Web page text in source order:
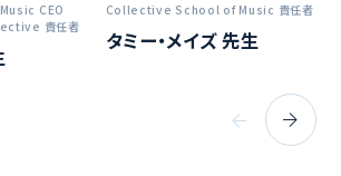
CEO
責任者
Collective School of Music 責任者
タミー・メイズ 先生